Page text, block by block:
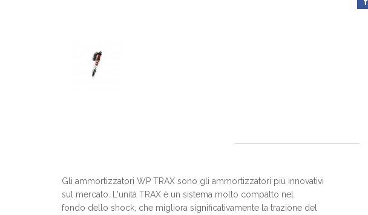
Gli ammortizzatori WP TRAX sono gli ammortizzatori più innovativi
sul mercato. L'unità TRAX è un sistema molto compatto nel
fondo dello shock, che migliora significativamente la trazione del